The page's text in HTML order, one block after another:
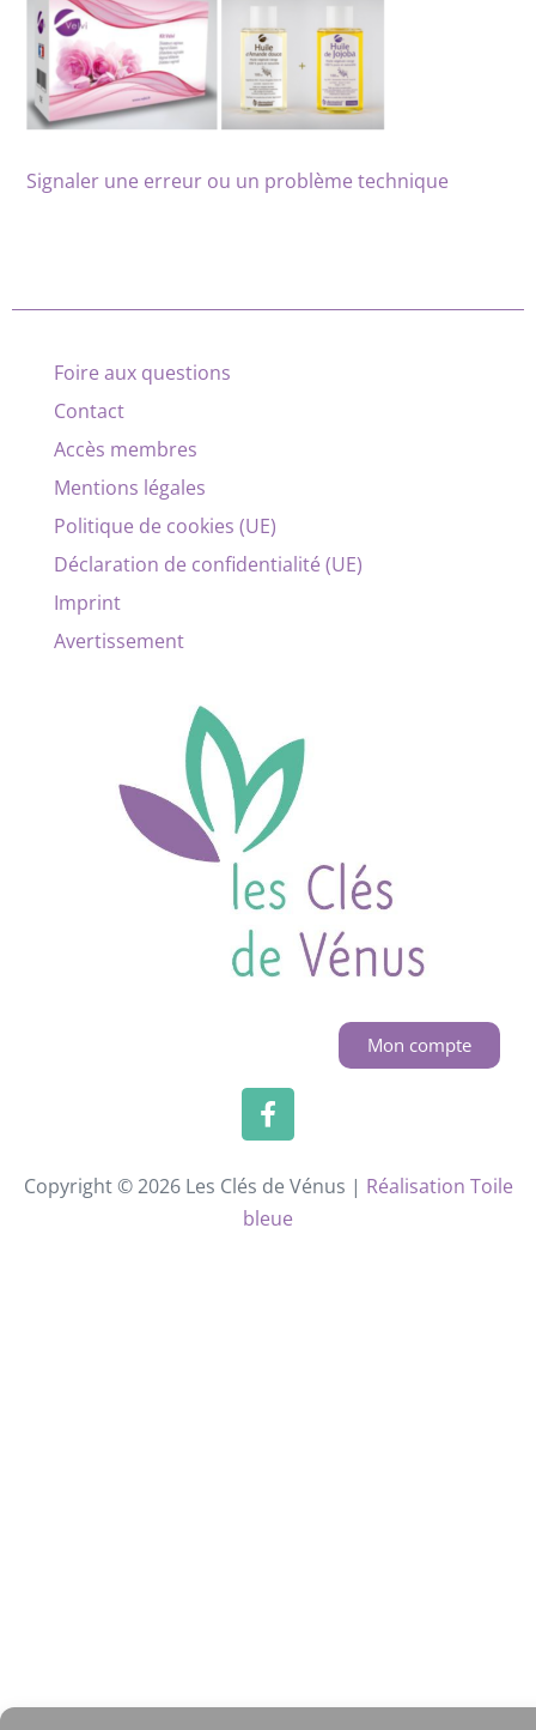
Signaler une erreur ou un problème technique
Foire aux questions
Contact
Accès membres
Mentions légales
Politique de cookies (UE)
Déclaration de confidentialité (UE)
Imprint
Avertissement
Mon compte
Copyright © 2026 Les Clés de Vénus | Réalisation Toile
bleue